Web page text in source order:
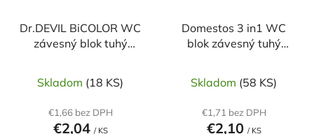
Dr.DEVIL BiCOLOR WC
závesný blok tuhý
Skladom (18 KS)
€1,66 bez DPH
€2,04 / KS
Domestos 3 in1 WC
blok závesný tuhý
Skladom (58 KS)
€1,71 bez DPH
€2,10 / KS